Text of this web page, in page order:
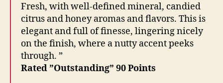
Fresh, with well-defined mineral, candied
citrus and honey aromas and flavors. This is
elegant and full of finesse, lingering nicely
on the finish, where a nutty accent peeks
through. ”
Rated ”Outstanding” 90 Points